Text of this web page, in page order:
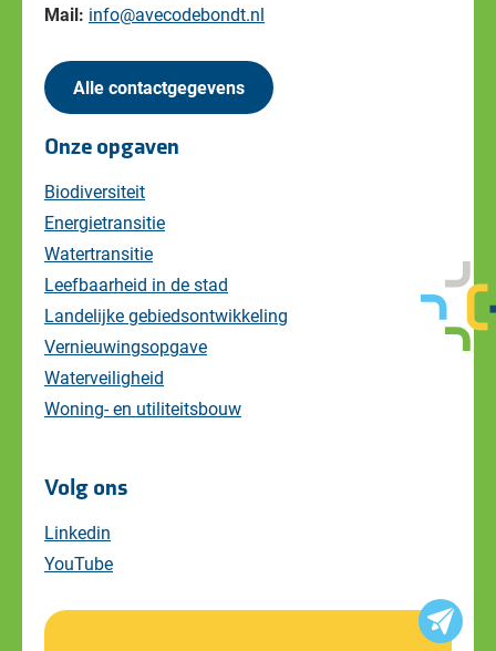
Mail: info@avecodebondt.nl
Alle contactgegevens
Onze opgaven
Biodiversiteit
Energietransitie
Watertransitie
Leefbaarheid in de stad
Landelijke gebiedsontwikkeling
Vernieuwingsopgave
Waterveiligheid
Woning- en utiliteitsbouw
Volg ons
Linkedin
YouTube